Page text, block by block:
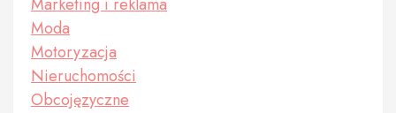
Moda
Motoryzacja
Nieruchomości
Obcojęzyczne